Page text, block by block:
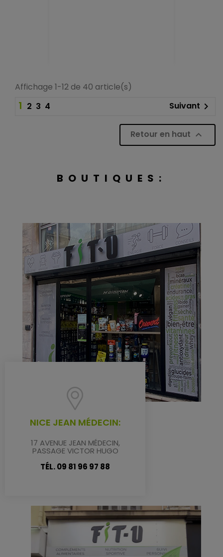
Affichage 1-12 de 40 article(s)
1 2 3 4 Suivant 
Retour en haut 
BOUTIQUES:
NICE JEAN MÉDECIN:
17 AVENUE JEAN MÉDECIN,
PASSAGE VICTOR HUGO
TÉL. 09 81 96 97 88